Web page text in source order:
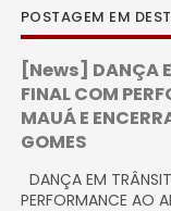
POSTAGEM EM
[News] DANÇA
FINAL COM
MAUÁ E
GOMES
DANÇA EM
PERFORMANCE AO